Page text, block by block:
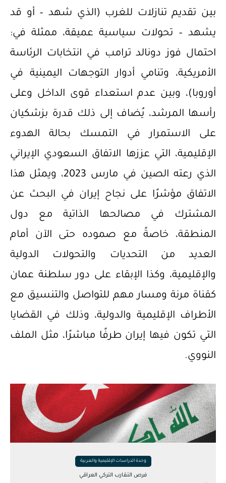
بين تقديم تنازلات للغرب (الذي شهد – أو قد
يشهد – تحولات سياسية عميقة، ممثلة في:
احتمال فوز دونالد ترامب في انتخابات الرئاسة
الأمريكية، وتنامي أدوار التوجهات اليمينية في
أوروبا)، وبين عدم استعداء قوى الداخل وعلى
رأسها المرشد، يُضاف إلى ذلك قدرة بزشكيان
على الاستمرار في التمسك بحالة الهدوء
الإقليمية، التي عززها الاتفاق السعودي الإيراني
الذي رعته الصين في مارس 2023، ويمثل هذا
الاتفاق مؤشرًا على نجاح إيران في البحث عن
المشترك في مصالحها الذاتية مع دول
المنطقة، خاصةً مع صموده حتى الآن أمام
العديد من التحديات والتحولات الدولية
والإقليمية، وكذا الإبقاء على دور سلطنة عمان
كقناة مرنة ومسار مهم للتواصل والتنسيق مع
الأطراف الإقليمية والدولية، وذلك في القضايا
التي تكون فيها إيران طرفًا مباشرًا، مثل الملف
النووي.
وحدة الدراسات الإقليمية والعربية
فرص التقارب التركي العراقي